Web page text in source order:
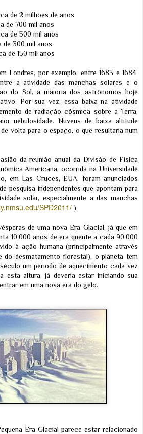
de 2 milhões de anos
de 700 mil anos
de 500 mil anos
de 300 mil anos
de 150 mil anos
Londres, por exemplo, entre 1683 e 1684.
a atividade das manchas solares e o
do Sol, a maioria dos astrônomos hoje
Por sua vez, essa baixa na atividade
de radiação cósmica sobre a Terra,
nebulosidade. Nuvens de baixa altitude
volta para o espaço, o que resultaria num
da reunião anual da Divisão de Física
Americana, ocorrida na Universidade
em Las Cruces, EUA, foram anunciados
pesquisa independentes que apontam para
solar, especialmente a das manchas
SPD2011/ ).
de uma nova Era Glacial, já que em
10.000 anos de era quente a cada 90.000
à ação humana (principalmente através
do desmatamento florestal), o planeta tem
um período de aquecimento cada vez
esta altura, já deveria estar iniciando sua
em uma nova era do gelo.
Era Glacial parece estar relacionado